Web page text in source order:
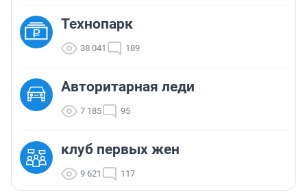
Технопарк
38 041 189
Авторитарная леди
7 185 95
клуб первых жен
9 621 117